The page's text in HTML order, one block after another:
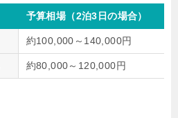
予算相場（2泊3日の場合）
約100,000～140,000円
約80,000～120,000円